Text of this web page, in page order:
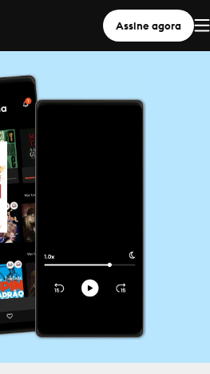
Assine agora